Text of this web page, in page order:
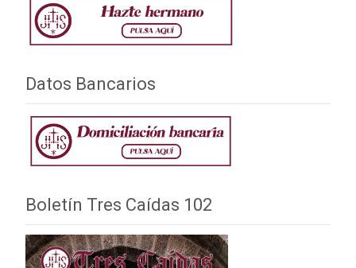
Datos Bancarios
Boletín Tres Caídas 102